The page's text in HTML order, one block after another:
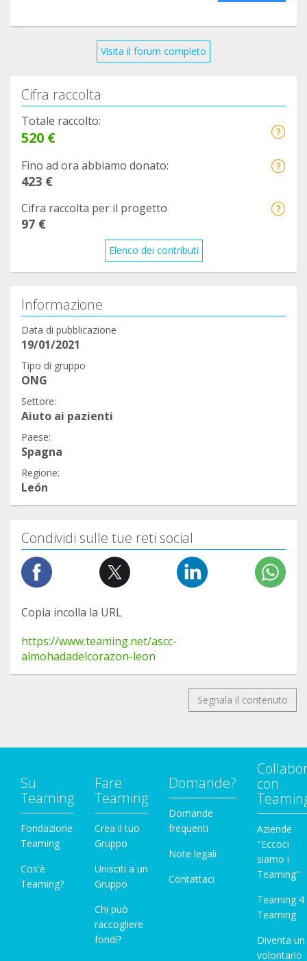
Visita il forum completo
Cifra raccolta
Totale raccolto:
520 €
Fino ad ora abbiamo donato:
423 €
Cifra raccolta per il progetto
97 €
Elenco dei contributi
Informazione
Data di pubblicazione
19/01/2021
Tipo di gruppo
ONG
Settore:
Aiuto ai pazienti
Paese:
Spagna
Regione:
León
Condividi sulle tue reti social
Copia incolla la URL
https://www.teaming.net/ascc-
almohadadelcorazon-leon
Segnala il contenuto
Su
Teaming
Fondazione
Teaming
Cos'è
Teaming?
Fare
Teaming
Crea il tuo
Gruppo
Unisciti a un
Gruppo
Chi può
raccogliere
fondi?
Domande?
Domande
frequenti
Note legali
Contattaci
con
Aziende
"Eccoci
siamo i
Teaming"
Teaming 4
Teaming
Diventa un
volontario